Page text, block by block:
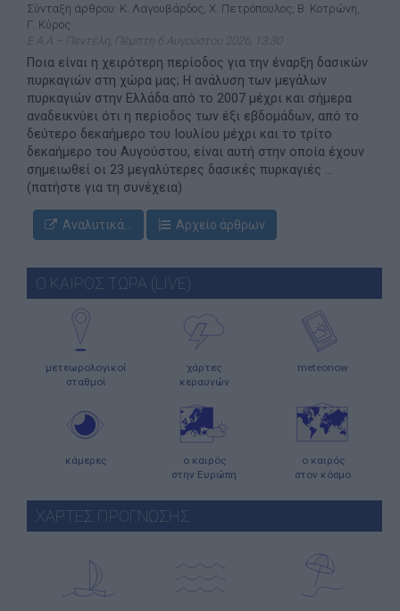
Σύνταξη άρθρου: Κ. Λαγουβάρδος, Χ. Πετρόπουλος, Β. Κοτρώνη,
Γ. Κύρος
Ε.Α.Α – Πεντέλη, Πέμπτη 6 Αυγούστου 2026, 13:30
Ποια είναι η χειρότερη περίοδος για την έναρξη δασικών
πυρκαγιών στη χώρα μας; Η ανάλυση των μεγάλων
πυρκαγιών στην Ελλάδα από το 2007 μέχρι και σήμερα
αναδεικνύει ότι η περίοδος των έξι εβδομάδων, από το
δεύτερο δεκαήμερο του Ιουλίου μέχρι και το τρίτο
δεκαήμερο του Αυγούστου, είναι αυτή στην οποία έχουν
σημειωθεί οι 23 μεγαλύτερες δασικές πυρκαγιές ...
(πατήστε για τη συνέχεια)
Αναλυτικά... Αρχείο άρθρων
Ο ΚΑΙΡΟΣ ΤΩΡΑ (LIVE)
μετεωρολογικοί
σταθμοί
χάρτες
κεραυνών
meteonow
κάμερες
ο καιρός
στην Ευρώπη
ο καιρός
στον κόσμο
ΧΑΡΤΕΣ ΠΡΟΓΝΩΣΗΣ